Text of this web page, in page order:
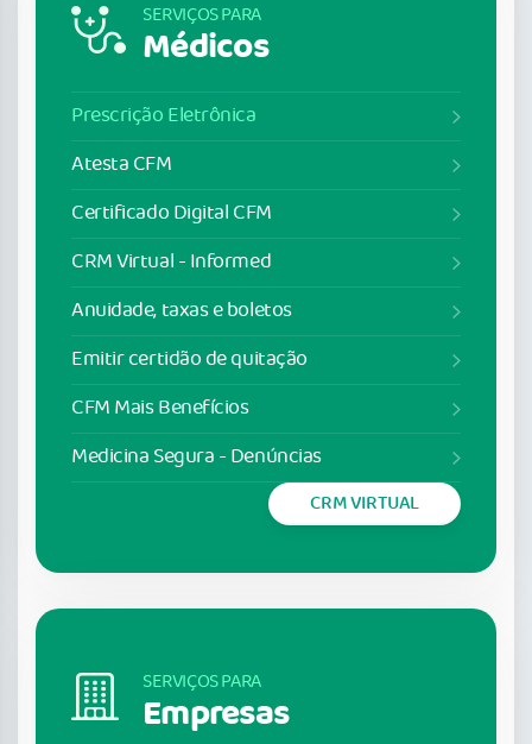
SERVIÇOS PARA
Médicos
Prescrição Eletrônica
Atesta CFM
Certificado Digital CFM
CRM Virtual - Informed
Anuidade, taxas e boletos
Emitir certidão de quitação
CFM Mais Benefícios
Medicina Segura - Denúncias
CRM VIRTUAL
SERVIÇOS PARA
Empresas